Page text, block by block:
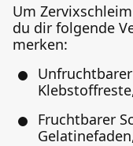
Um
du dir folgende
merken:
Fruchtbarer